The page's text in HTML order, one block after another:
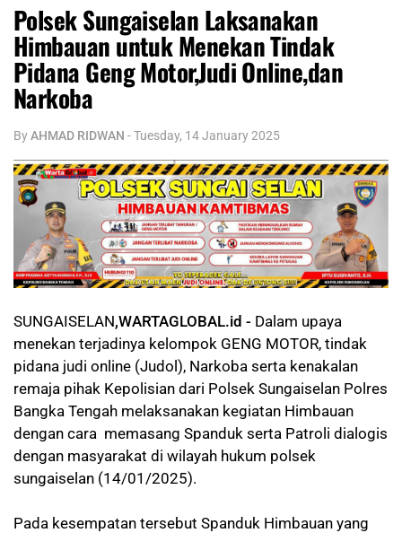
Polsek Sungaiselan Laksanakan
Himbauan untuk Menekan Tindak
Pidana Geng Motor,Judi Online,dan
Narkoba
ByAHMAD RIDWAN -Tuesday, 14 January 2025
SUNGAISELAN,WARTAGLOBAL.id - Dalam upaya
menekan terjadinya kelompok GENG MOTOR, tindak
pidana judi online (Judol), Narkoba serta kenakalan
remaja pihak Kepolisian dari Polsek Sungaiselan Polres
Bangka Tengah melaksanakan kegiatan Himbauan
dengan cara memasang Spanduk serta Patroli dialogis
dengan masyarakat di wilayah hukum polsek
sungaiselan (14/01/2025).
Pada kesempatan tersebut Spanduk Himbauan yang